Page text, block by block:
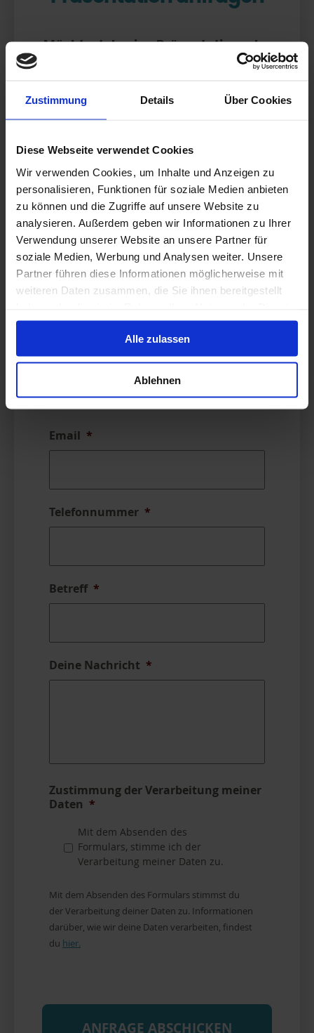
Zustimmung Details Über Cookies
Diese Webseite verwendet Cookies
Wir verwenden Cookies, um Inhalte und Anzeigen zu
personalisieren, Funktionen für soziale Medien anbieten
zu können und die Zugriffe auf unsere Website zu
analysieren. Außerdem geben wir Informationen zu Ihrer
Verwendung unserer Website an unsere Partner für
soziale Medien, Werbung und Analysen weiter. Unsere
Partner führen diese Informationen möglicherweise mit
weiteren Daten zusammen, die Sie ihnen bereitgestellt
gesammelt haben.
Alle zulassen
Ablehnen
Möchtest du eine Präsentation oder
Bitte fülle das folgende Formular aus, und wir
setzen.
Kontaktiere uns
Name
Vorname
Email *
Telefonnummer *
Betreff *
Deine Nachricht *
Zustimmung der Verarbeitung meiner
Daten *
Mit dem Absenden des
Formulars, stimme ich der
Verarbeitung meiner Daten zu.
Mit dem Absenden des Formulars stimmst du
der Verarbeitung deiner Daten zu. Informationen
darüber, wie wir deine Daten verarbeiten, findest
du hier.